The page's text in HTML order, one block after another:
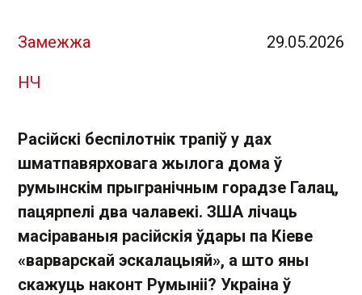
Замежжа 29.05.2026
НЧ
Расійскі беспілотнік трапіў у дах
шматпавярховага жылога дома ў
румынскім прыгранічным горадзе Галац,
пацярпелі два чалавекі. ЗША лічаць
масіраваныя расійскія ўдары па Кіеве
«варварскай эскалацыяй», а што яны
скажуць наконт Румыніі? Украіна ў